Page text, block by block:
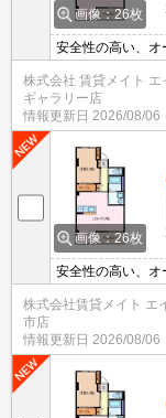
画像：26枚
安全性の高い、オ
オートロック付
株式会社 賃貸メイト
ギャラリー店
情報更新日 2026/08/06
画像：26枚
安全性の高い、オ
オートロック付
株式会社賃貸メイト エ
市店
情報更新日 2026/08/06